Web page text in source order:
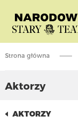
Strona główna
Aktorzy
AKTORZY